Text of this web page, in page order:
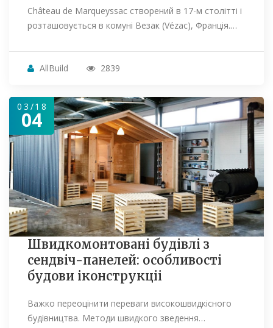
Château de Marqueyssac створений в 17-м столітті і
розташовується в комуні Везак (Vézac), Франція.…
AllBuild 2839
03/18
04
Швидкомонтовані будівлі з
сендвіч-панелей: особливості
будови іконструкціі
Важко переоцінити переваги високошвидкісного
будівництва. Методи швидкого зведення…